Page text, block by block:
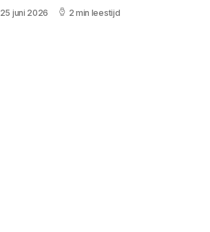
25 juni 2026 2 min leestijd